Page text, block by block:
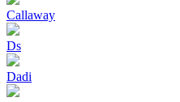
Callaway
Ds
Dadi